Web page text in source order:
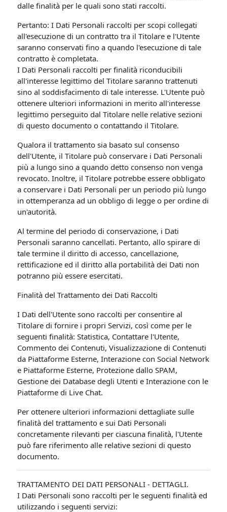
dalle finalità per le quali sono stati raccolti.
Pertanto: I Dati Personali raccolti per scopi collegati
all'esecuzione di un contratto tra il Titolare e l'Utente
saranno conservati fino a quando l'esecuzione di tale
contratto è completata.
I Dati Personali raccolti per finalità riconducibili
all'interesse legittimo del Titolare saranno trattenuti
sino al soddisfacimento di tale interesse. L'Utente può
ottenere ulteriori informazioni in merito all'interesse
legittimo perseguito dal Titolare nelle relative sezioni
di questo documento o contattando il Titolare.
Qualora il trattamento sia basato sul consenso
dell'Utente, il Titolare può conservare i Dati Personali
più a lungo sino a quando detto consenso non venga
revocato. Inoltre, il Titolare potrebbe essere obbligato
a conservare i Dati Personali per un periodo più lungo
in ottemperanza ad un obbligo di legge o per ordine di
un'autorità.
Al termine del periodo di conservazione, i Dati
Personali saranno cancellati. Pertanto, allo spirare di
tale termine il diritto di accesso, cancellazione,
rettificazione ed il diritto alla portabilità dei Dati non
potranno più essere esercitati.
Finalità del Trattamento dei Dati Raccolti
I Dati dell'Utente sono raccolti per consentire al
Titolare di fornire i propri Servizi, così come per le
seguenti finalità: Statistica, Contattare l'Utente,
Commento dei Contenuti, Visualizzazione di Contenuti
da Piattaforme Esterne, Interazione con Social Network
e Piattaforme Esterne, Protezione dallo SPAM,
Gestione dei Database degli Utenti e Interazione con le
Piattaforme di Live Chat.
Per ottenere ulteriori informazioni dettagliate sulle
finalità del trattamento e sui Dati Personali
concretamente rilevanti per ciascuna finalità, l'Utente
può fare riferimento alle relative sezioni di questo
documento.
TRATTAMENTO DEI DATI PERSONALI - DETTAGLI.
I Dati Personali sono raccolti per le seguenti finalità ed
utilizzando i seguenti servizi: